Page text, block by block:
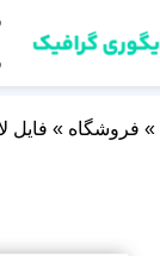
» فروشگاه » فایل